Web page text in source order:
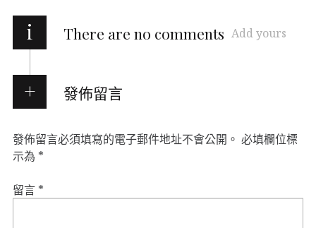
i There are no comments Add yours
發佈留言
發佈留言必須填寫的電子郵件地址不會公開。 必填欄位標
示為 *
留言 *